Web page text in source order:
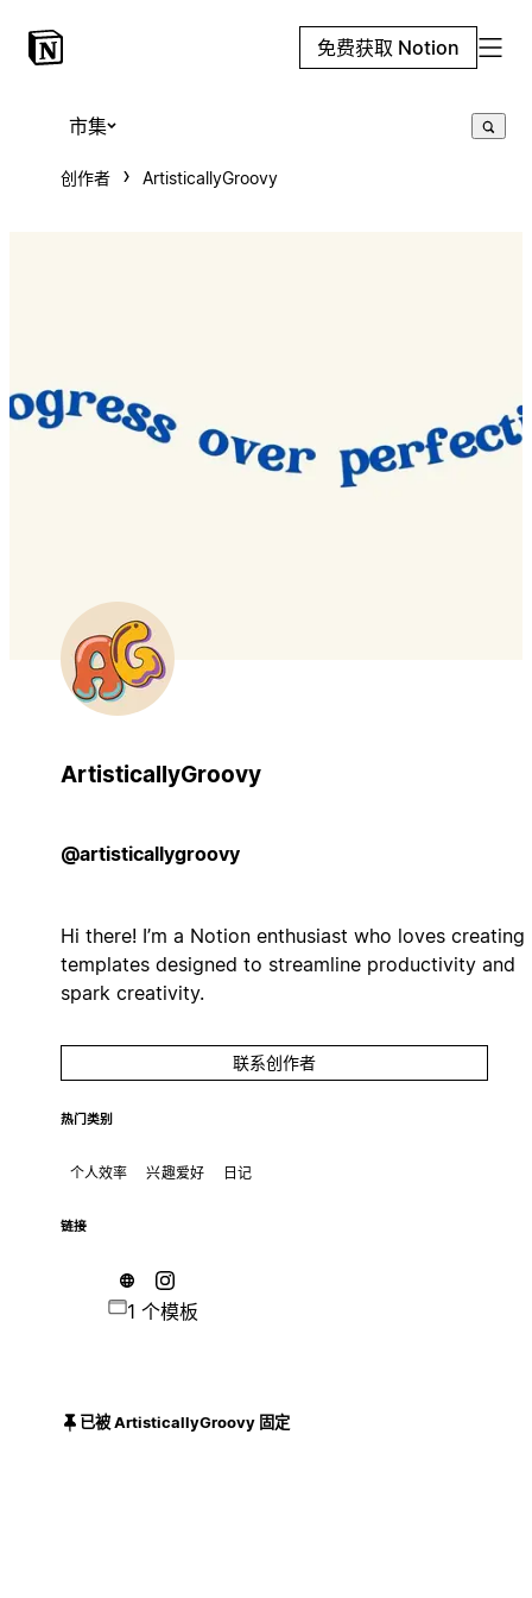
免费获取 Notion
市集
创作者 ArtisticallyGroovy
ArtisticallyGroovy
@artisticallygroovy
Hi there! I’m a Notion enthusiast who loves creating
templates designed to streamline productivity and
spark creativity.
联系创作者
热门类别
个人效率 兴趣爱好 日记
链接
1 个模板
已被 ArtisticallyGroovy 固定